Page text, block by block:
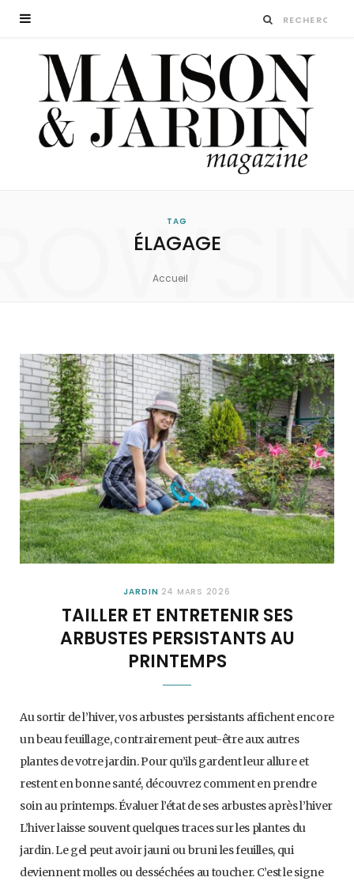
TAG
ÉLAGAGE
Accueil
JARDIN 24 MARS 2026
TAILLER ET ENTRETENIR SES
ARBUSTES PERSISTANTS AU
PRINTEMPS
Au sortir de l’hiver, vos arbustes persistants affichent encore
un beau feuillage, contrairement peut-être aux autres
plantes de votre jardin. Pour qu’ils gardent leur allure et
restent en bonne santé, découvrez comment en prendre
soin au printemps. Évaluer l’état de ses arbustes après l’hiver
L’hiver laisse souvent quelques traces sur les plantes du
jardin. Le gel peut avoir jauni ou bruni les feuilles, qui
deviennent molles ou desséchées au toucher. C’est le signe